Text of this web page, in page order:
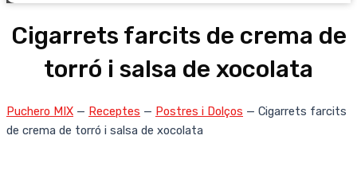
Cigarrets farcits de crema de
torró i salsa de xocolata
Puchero MIX — Receptes — Postres i Dolços — Cigarrets farcits
de crema de torró i salsa de xocolata